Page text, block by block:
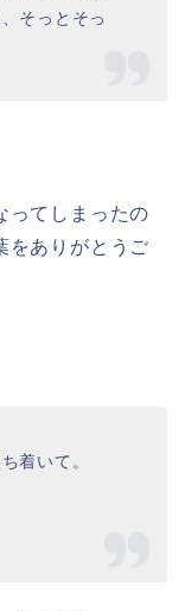
そっとそっ
ってしまったの
をありがとうご
着いて。